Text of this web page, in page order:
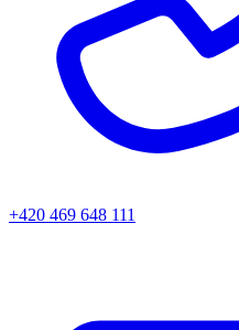
+420 469 648 111